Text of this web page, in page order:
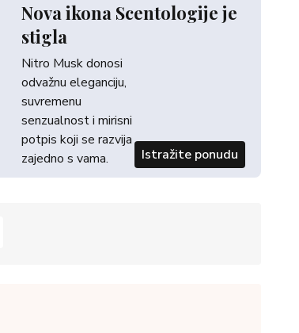
Nova ikona Scentologije je
stigla
Nitro Musk donosi
odvažnu eleganciju,
suvremenu
senzualnost i mirisni
potpis koji se razvija
zajedno s vama.
Istražite ponudu